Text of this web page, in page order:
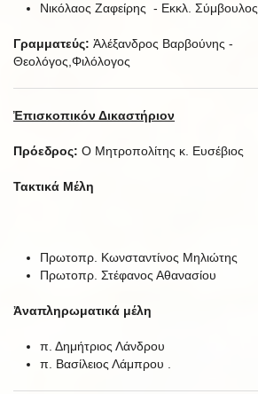
Νικόλαος Ζαφείρης - Εκκλ. Σύμβουλος
Γραμματεύς: Ἀλέξανδρος Βαρβούνης -
Θεολόγος,Φιλόλογος
Ἐπισκοπικόν Δικαστήριον
Πρόεδρος: Ο Μητροπολίτης κ. Ευσέβιος
Τακτικά Μέλη
Πρωτοπρ. Κωνσταντίνος Μηλιώτης
Πρωτοπρ. Στέφανος Αθανασίου
Ἀναπληρωματικά μέλη
π. Δημήτριος Λάνδρου
π. Βασίλειος Λάμπρου .